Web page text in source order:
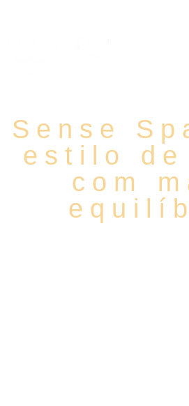
Sense
estilo de
com
Experiências que acolhem